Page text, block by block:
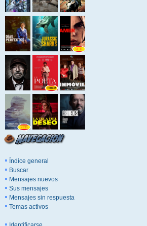
Índice general
Buscar
Mensajes nuevos
Sus mensajes
Mensajes sin respuesta
Temas activos